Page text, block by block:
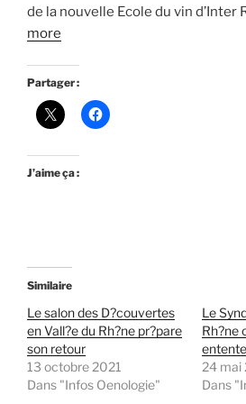
de la nouvelle Ecole du vin d’Inter
more
Partager :
J’aime ça :
Similaire
Le salon des D?couvertes
en Vall?e du Rh?ne pr?pare
son retour
13 octobre 2021
Dans "Infos Oenologie"
Le
Rh?ne
24 mai
Dans